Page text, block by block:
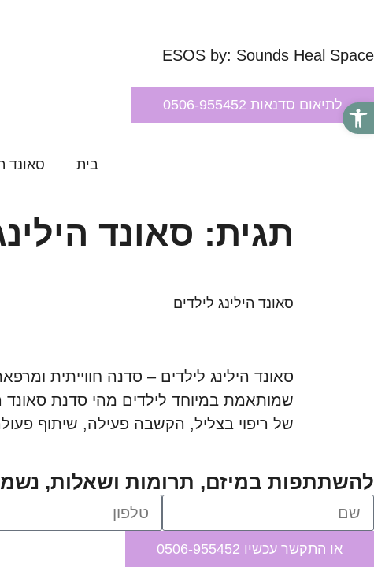
ESOS by: Sounds Heal Space
לתיאום סדנאות 0506-955452
בית סאונד
תגית: סאונד
סאונד הילינג לילדים
סאונד הילינג לילדים – סדנה חווייתית
שמותאמת במיוחד לילדים מהי סדנת סאונד
של ריפוי בצליל, הקשבה פעילה, שיתוף
להשתתפות במיזם, תרומות ושאלות,
או התקשר עכשיו 0506-955452
פתח סרגל נגישות